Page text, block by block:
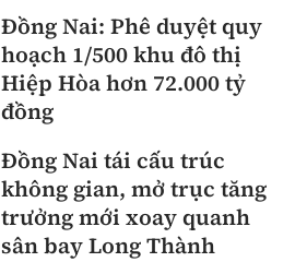
Đồng Nai: Phê duyệt quy
hoạch 1/500 khu đô thị
Hiệp Hòa hơn 72.000 tỷ
đồng
Đồng Nai tái cấu trúc
không gian, mở trục tăng
trưởng mới xoay quanh
sân bay Long Thành